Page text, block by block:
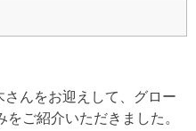
んをお迎えして、グロー
ご紹介いただきました。